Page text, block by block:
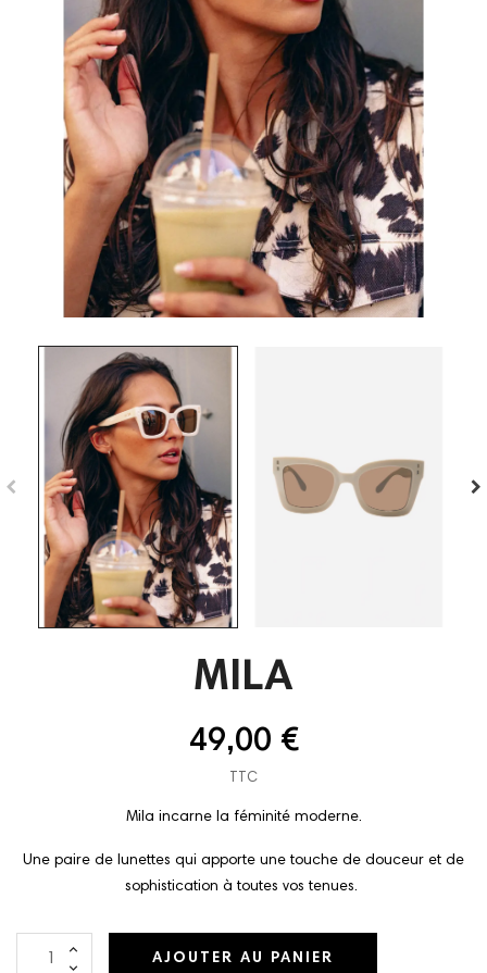
MILA
49,00 €
TTC
Mila incarne la féminité moderne.
Une paire de lunettes qui apporte une touche de douceur et de
sophistication à toutes vos tenues.
AJOUTER AU PANIER